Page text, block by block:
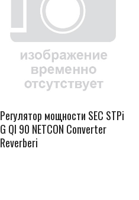
Регулятор мощности SEC STPi
G QI 90 NETCON Converter
Reverberi